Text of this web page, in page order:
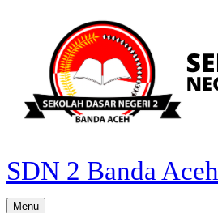
SDN 2 Banda Aceh
Menu